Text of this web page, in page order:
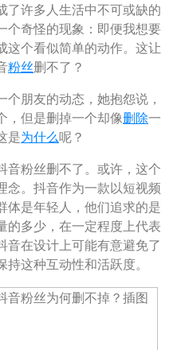
了许多人生活中不可或缺的
个奇怪的现象：即便我想要
这个看似简单的动作。这让
粉丝删不了？
朋友的动态，她抱怨说，
，但是删掉一个却像删除一
是为什么呢？
音粉丝删不了。或许，这个
念。抖音作为一款以短视频
体是年轻人，他们追求的是
的多少，在一定程度上代表
音在设计上可能有意避免了
这种互动性和活跃度。